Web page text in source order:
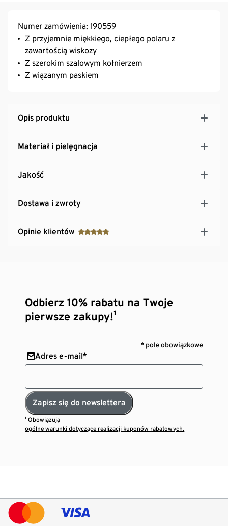
Numer zamówienia: 190559
Z przyjemnie miękkiego, ciepłego polaru z
zawartością wiskozy
Z szerokim szalowym kołnierzem
Z wiązanym paskiem
Opis produktu
Materiał i pielęgnacja
Jakość
Dostawa i zwroty
Opinie klientów
Odbierz 10% rabatu na Twoje
pierwsze zakupy!¹
* pole obowiązkowe
Adres e-mail*
Zapisz się do newslettera
¹ Obowiązują
ogólne warunki dotyczące realizacji kuponów rabatowych.